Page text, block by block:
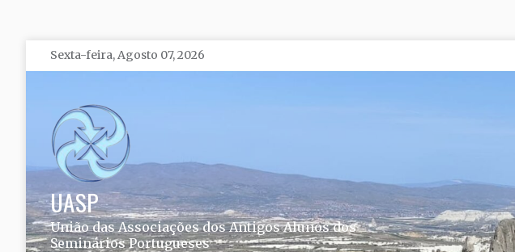
Skip
to
Sexta-feira, Agosto 07, 2026
UASP
União das Associações dos Antigos Alunos dos
Seminários Portugueses